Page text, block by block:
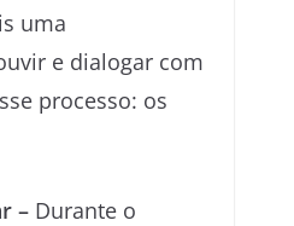
uma
e dialogar com
processo: os
– Durante o